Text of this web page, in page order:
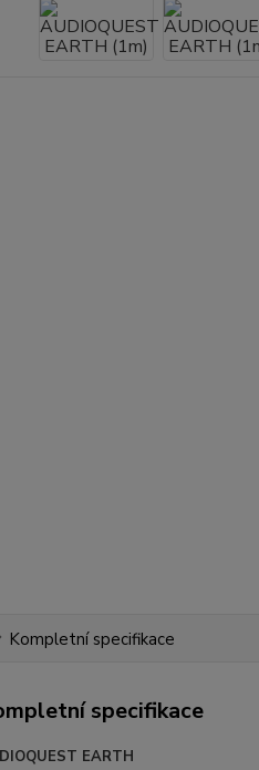
Kompletní specifikace
specifikace
EARTH